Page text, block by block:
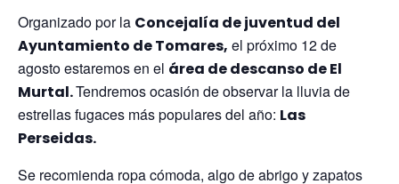
Organizado por la Concejalía de juventud del
Ayuntamiento de Tomares, el próximo 12 de
agosto estaremos en el área de descanso de El
Murtal.Tendremos ocasión de observar la lluvia de
estrellas fugaces más populares del año: Las
Perseidas.
Se recomienda ropa cómoda, algo de abrigo y zapatos